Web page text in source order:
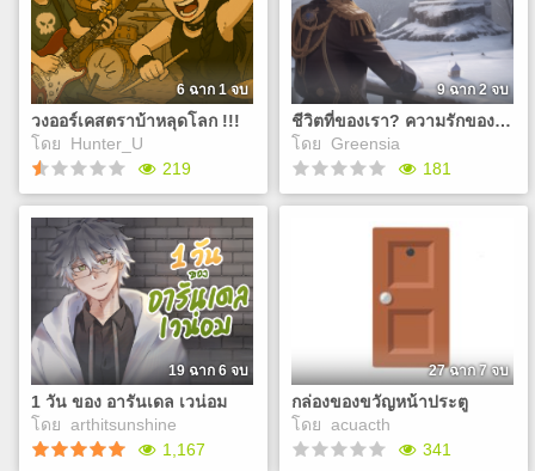
โรงเรียนนี้เมื่อสิบปีก่อนและ
เสียชีวิตจากอุบัติเหตุ ผีรุ่นพี่
อาสาจะช่วยติวหนังสือแลกกับ
การให้เด็ก ม.4 ช่วยตามหา
ของสำคัญที่ฝากไว้กับย่า
ระหว่างที่ติวกันในห้องสมุด
เด็ก ม.4 ค่อย ๆ ได้รู้เรื่องราว
อดีตของรุ่นพี่ ความฝันที่ยังไม่
สมหวัง และเหตุผลที่วิญญาณ
ความผูกพันกันมากขึ้น ท้าย
ที่สุดเขาช่วยนำของสำคัญไป
วางไว้ที่ศาลพระภูมิหน้า
โรงเรียนตามคำขอ เป็นการ
สงบ รุ่นพี่หายไปก่อนวันสอบ
ปลายภาค ทิ้งไว้เพียงกำลังใจ
และบทเรียนชีวิต ทำให้เด็ก
ม.4 กล้าและมั่นใจขึ้น
สามารถสอบผ่านและมองชีวิต
Play Play
วงออร์เคสตราบ้าหลุดโลก !!!
โดย
Hunter_U
6 ฉาก 1 จบ
219
วงออร์เคสตราบ้าหลุดโลก !!!
วงออร์เคสตราสมัครเล่น
สุดป่วนแห่งเมืองเล็กๆ กำลัง
เตรียมตัวสำหรับการแสดงครั้ง
สำคัญประจำปี พวกเขาตั้งใจ
จะบรรเลงเพลงคลาสสิกชื่อดัง
แต่ด้วยความ "สามารถ" อัน
โดดเด่นของสมาชิกแต่ละคน
โดยเฉพาะอย่างยิ่ง นายทฤษฎี
ป้าเมโลดี้ พี่ฮาร์โมนี่ และน้อง
ริทึ่ม การฝึกซ้อมแต่ละครั้งจึง
Play
ชีวิตที่ของเรา? ความรักของเรา? กาว?
โดย
Greensia
9 ฉาก 2 จบ
181
ชีวิตที่ของเรา? ความรักของ
คุณต้องรู้เรื่องเกี่ยวกับ
เจอกับความรักที่คุณต้องการ
หรือกาวเต็มถัง
Play
1 วัน ของ อารันเดล เวน่อม
โดย arthitsunshine
19 ฉาก 6 จบ
1,167
กล่องของขวัญหน้าประตู
โดย acuacth
27 ฉาก 7 จบ
341